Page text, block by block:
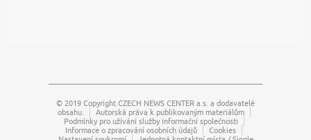
© 2019 Copyright CZECH NEWS CENTER a.s. a dodavatelé
obsahu.
Autorská práva k publikovaným materiálům
Podmínky pro užívání služby informační společnosti
Informace o zpracování osobních údajů
Cookies